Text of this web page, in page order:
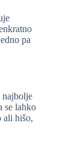
pa
najbolje
se lahko
ali hišo,